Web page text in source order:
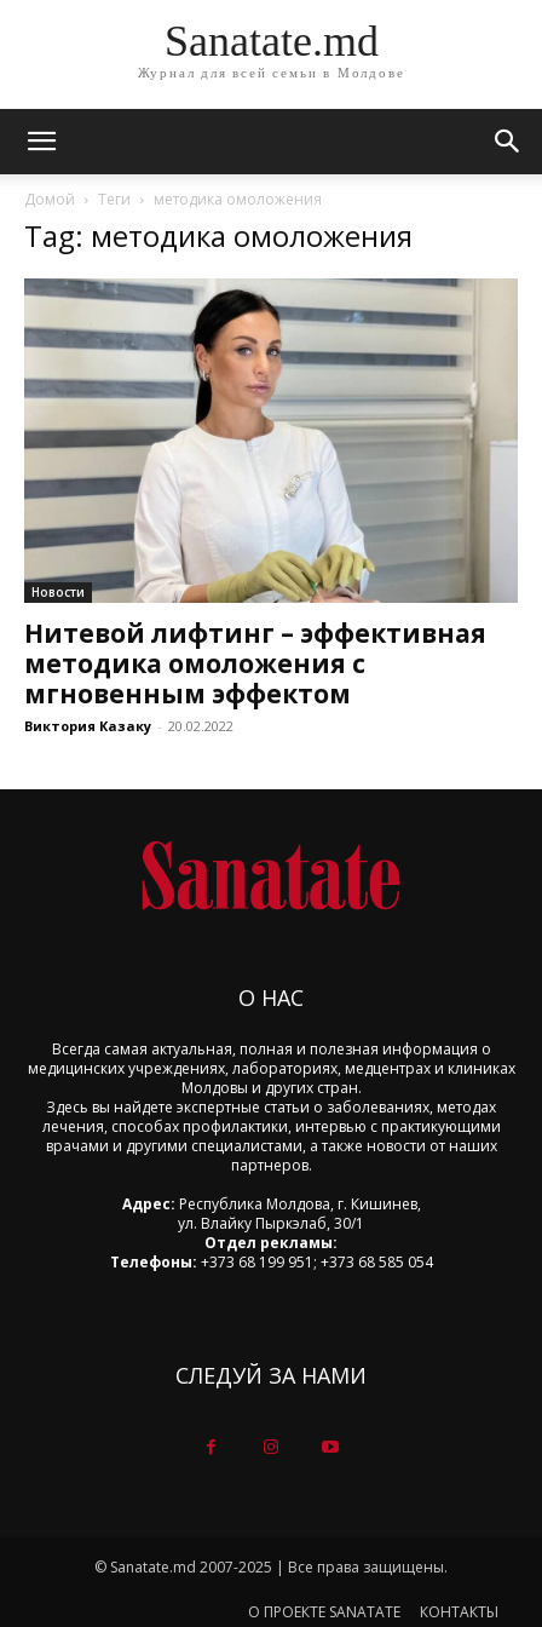
Sanatate.md
Журнал для всей семьи в Молдове
Домой Теги методика омоложения
Tag: методика омоложения
Новости
Нитевой лифтинг – эффективная
методика омоложения с
мгновенным эффектом
Виктория Казаку - 20.02.2022
О НАС
Всегда самая актуальная, полная и полезная информация о
медицинских учреждениях, лабораториях, медцентрах и клиниках
Молдовы и других стран.
Здесь вы найдете экспертные статьи о заболеваниях, методах
лечения, способах профилактики, интервью с практикующими
врачами и другими специалистами, а также новости от наших
партнеров.
Адрес: Республика Молдова, г. Кишинев,
ул. Влайку Пыркэлаб, 30/1
Отдел рекламы:
Телефоны: +373 68 199 951; +373 68 585 054
СЛЕДУЙ ЗА НАМИ
© Sanatate.md 2007-2025 | Все права защищены.
О ПРОЕКТЕ SANATATE КОНТАКТЫ